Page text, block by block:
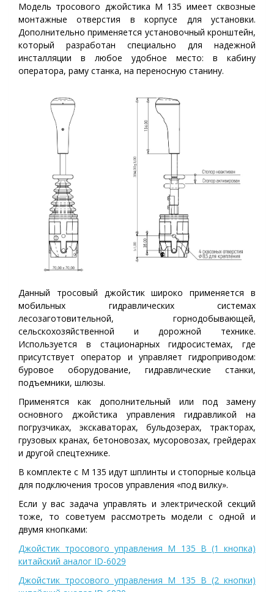
Модель тросового джойстика M 135 имеет сквозные
монтажные отверстия в корпусе для установки.
Дополнительно применяется установочный кронштейн,
который разработан специально для надежной
инсталляции в любое удобное место: в кабину
оператора, раму станка, на переносную станину.
Данный тросовый джойстик широко применяется в
мобильных гидравлических системах
лесозаготовительной, горнодобывающей,
сельскохозяйственной и дорожной технике.
Используется в стационарных гидросистемах, где
присутствует оператор и управляет гидроприводом:
буровое оборудование, гидравлические станки,
подъемники, шлюзы.
Применятся как дополнительный или под замену
основного джойстика управления гидравликой на
погрузчиках, экскаваторах, бульдозерах, тракторах,
грузовых кранах, бетоновозах, мусоровозах, грейдерах
и другой спецтехнике.
В комплекте с M 135идут шплинты и стопорные кольца
для подключения тросов управления «под вилку».
Если у вас задача управлять и электрической секций
тоже, то советуем рассмотреть модели с одной и
двумя кнопками:
Джойстик тросового управления M 135 B (1 кнопка)
китайский аналог ID-6029
Джойстик тросового управления M 135 B (2 кнопки)